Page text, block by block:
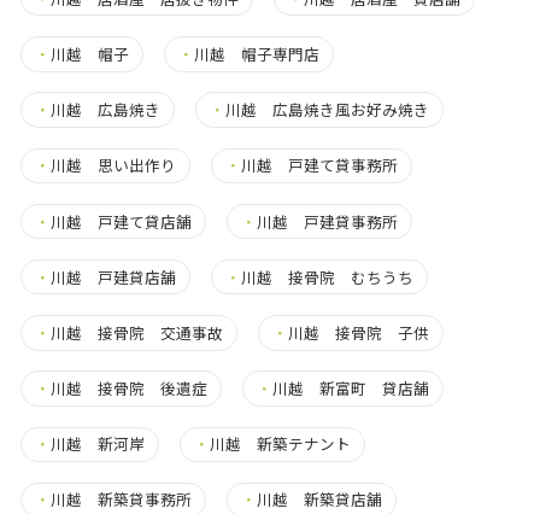
・ 川越 帽子 ・ 川越 帽子専門店
・ 川越 広島焼き ・ 川越 広島焼き風お好み焼き
・ 川越 思い出作り ・ 川越 戸建て貸事務所
・ 川越 戸建て貸店舗 ・ 川越 戸建貸事務所
・ 川越 戸建貸店舗 ・ 川越 接骨院 むちうち
・ 川越 接骨院 交通事故 ・ 川越 接骨院 子供
・ 川越 接骨院 後遺症 ・ 川越 新富町 貸店舗
・ 川越 新河岸 ・ 川越 新築テナント
・ 川越 新築貸事務所 ・ 川越 新築貸店舗